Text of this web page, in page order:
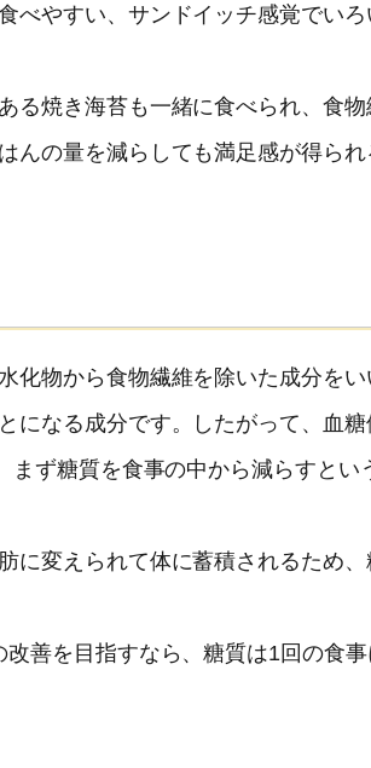
べやすい、サンドイッチ感覚でい
る焼き海苔も一緒に食べられ、食
んの量を減らしても満足感が得ら
化物から食物繊維を除いた成分を
になる成分です。したがって、血
まず糖質を食事の中から減らすとい
に変えられて体に蓄積されるため
善を目指すなら、糖質は1回の食